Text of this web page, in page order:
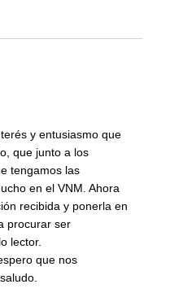
y entusiasmo que
que junto a los
tengamos las
en el VNM. Ahora
recibida y ponerla en
procurar ser
lector.
que nos